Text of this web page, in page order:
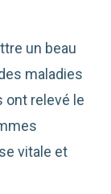
un beau
maladies
ont relevé le
vitale et